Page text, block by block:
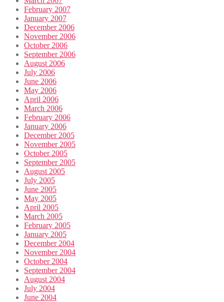
February 2007
January 2007
December 2006
November 2006
October 2006
September 2006
August 2006
July 2006
June 2006
May 2006
April 2006
March 2006
February 2006
January 2006
December 2005
November 2005
October 2005
September 2005
August 2005
July 2005
June 2005
May 2005
April 2005
March 2005
February 2005
January 2005
December 2004
November 2004
October 2004
September 2004
August 2004
July 2004
June 2004